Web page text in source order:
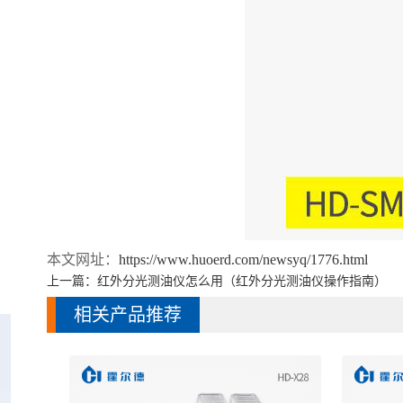
本文网址： https://www.huoerd.com/newsyq/1776.html
上一篇： 红外分光测油仪怎么用（红外分光测油仪操作指南）
相关产品推荐